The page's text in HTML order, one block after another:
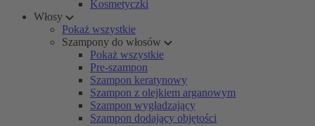
Kosmetyczki
Włosy
Pokaż wszystkie
Szampony do włosów
Pokaż wszystkie
Pre-szampon
Szampon keratynowy
Szampon z olejkiem arganowym
Szampon wygładzający
Szampon dodający objętości